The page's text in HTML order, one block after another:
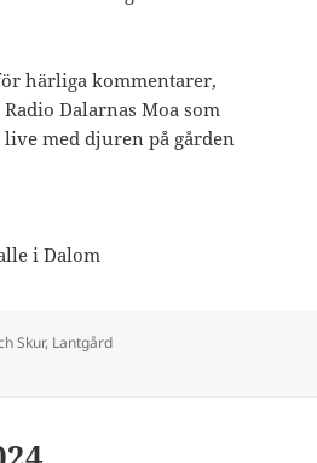
härliga kommentarer,
Dalarnas Moa som
live med djuren på gården
i Dalom
Skur, Lantgård
ett barns ögon